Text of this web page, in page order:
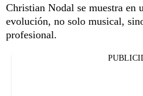
Christian Nodal se muestra en
evolución, no solo musical,
profesional.